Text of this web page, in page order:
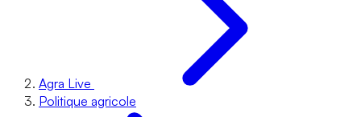
Agra Live
Politique agricole